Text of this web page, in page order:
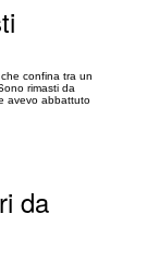
confina tra un
rimasti da
avevo abbattuto
da